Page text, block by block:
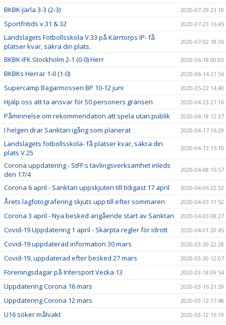
BKBK-Järla 3-3 (2-3) 2020-07-29 23:10
Sportfritids v.31 & 32 2020-07-23 16:45
Landslagets Fotbollsskola V.33 på Kärrtorps IP- få
platser kvar, säkra din plats.
2020-07-02 18:36
BKBK-IFK Stockholm 2-1 (0-0) Herr 2020-06-18 00:03
BKBKs Herrar 1-0 (1-0) 2020-06-14 21:56
Supercamp Bagarmossen BP 10-12 juni 2020-05-22 14:40
Hjälp oss att ta ansvar för 50 personers gränsen 2020-04-23 21:16
Påminnelse om rekommendation att spela utan publik 2020-04-18 12:37
I helgen drar Sanktan igång som planerat 2020-04-17 16:29
Landslagets fotbollsskola- få platser kvar, säkra din
plats V.25
2020-04-13 15:10
Corona uppdatering - StFF:s tävlingsverksamhet inleds
den 17/4
2020-04-08 15:57
Corona 6 april - Sanktan uppskjuten till tidigast 17 april 2020-04-06 22:32
Årets lagfotografering skjuts upp till efter sommaren 2020-04-03 11:52
Corona 3 april - Nya besked angående start av Sanktan 2020-04-03 08:27
Covid-19 Uppdatering 1 april - Skärpta regler för idrott 2020-04-01 20:45
Covid-19 uppdaterad information 30 mars 2020-03-30 22:28
Covid-19, uppdaterad efter besked 27 mars 2020-03-30 12:07
Föreningsdagar på Intersport Vecka 13 2020-03-18 09:54
Uppdatering Corona 16 mars 2020-03-16 21:59
Uppdatering Corona 12 mars 2020-03-12 17:48
U16 söker målvakt 2020-03-12 16:19